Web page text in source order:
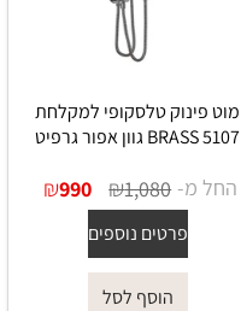
מוט פינוק טלסקופי למקלחת
5107 BRASS גוון אפור גרפיט
החל מ- ₪1,080
₪990
פרטים נוספים
הוסף לסל